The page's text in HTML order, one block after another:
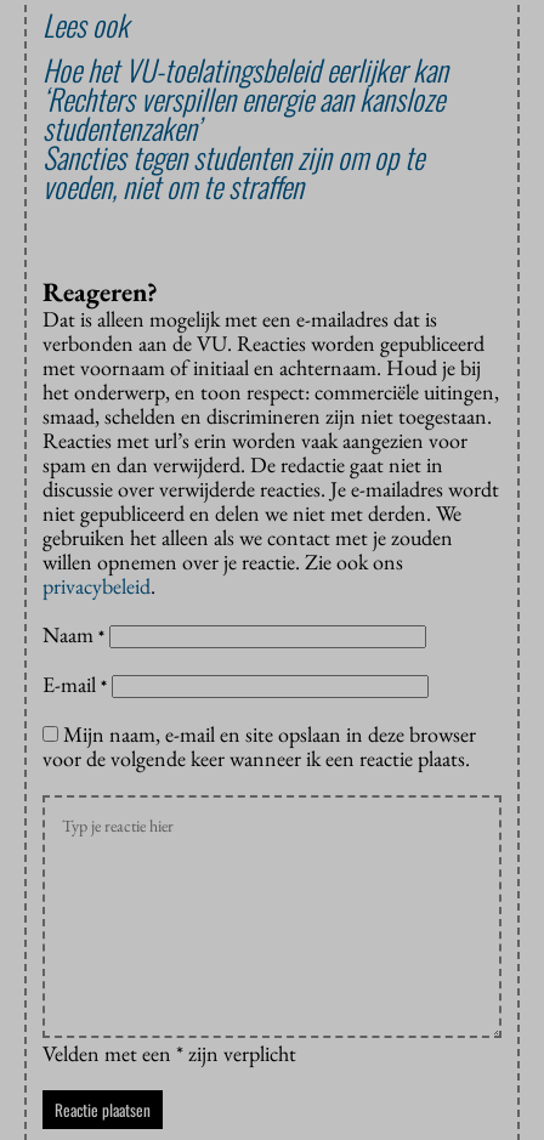
Lees ook
Hoe het VU-toelatingsbeleid eerlijker kan
‘Rechters verspillen energie aan kansloze
studentenzaken’
Sancties tegen studenten zijn om op te
voeden, niet om te straffen
Reageren?
Dat is alleen mogelijk met een e-mailadres dat is
verbonden aan de VU. Reacties worden gepubliceerd
met voornaam of initiaal en achternaam. Houd je bij
het onderwerp, en toon respect: commerciële uitingen,
smaad, schelden en discrimineren zijn niet toegestaan.
Reacties met url’s erin worden vaak aangezien voor
spam en dan verwijderd. De redactie gaat niet in
discussie over verwijderde reacties. Je e-mailadres wordt
niet gepubliceerd en delen we niet met derden. We
gebruiken het alleen als we contact met je zouden
willen opnemen over je reactie. Zie ook ons
privacybeleid.
Naam *
E-mail *
Mijn naam, e-mail en site opslaan in deze browser
voor de volgende keer wanneer ik een reactie plaats.
Velden met een * zijn verplicht